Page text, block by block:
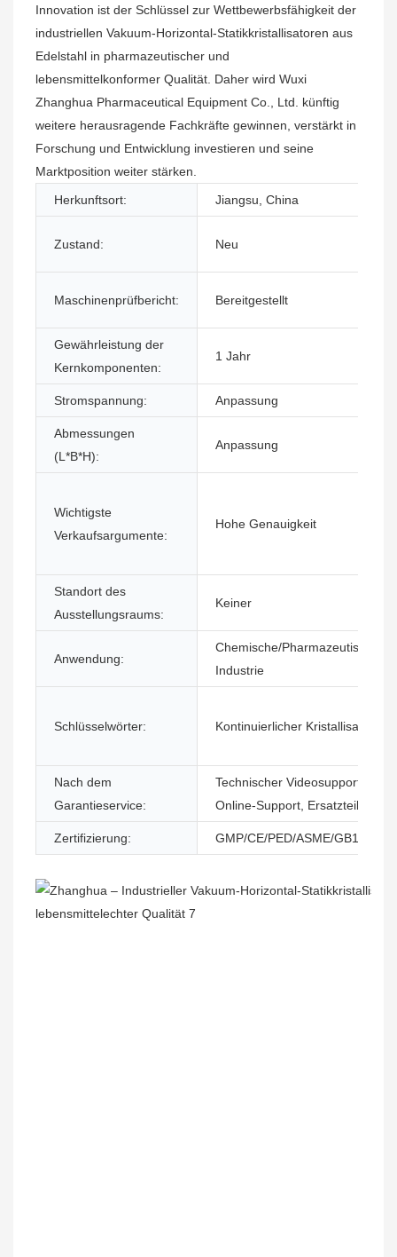
Innovation ist der Schlüssel zur Wettbewerbsfähigkeit der
industriellen Vakuum-Horizontal-Statikkristallisatoren aus
Edelstahl in pharmazeutischer und
lebensmittelkonformer Qualität. Daher wird Wuxi
Zhanghua Pharmaceutical Equipment Co., Ltd. künftig
weitere herausragende Fachkräfte gewinnen, verstärkt in
Forschung und Entwicklung investieren und seine
Marktposition weiter stärken.
Herkunftsort:
Jiangsu, China
Zustand: Neu
Maschinenprüfbericht: Bereitgestellt
Gewährleistung der
Kernkomponenten:
1 Jahr
Stromspannung: Anpassung
Abmessungen
(L*B*H):
Anpassung
Wichtigste
Verkaufsargumente:
Hohe Genauigkeit
Standort des
Ausstellungsraums:
Keiner
Anwendung:
Chemische/Pharmazeutische
Industrie
Schlüsselwörter: Kontinuierlicher Kristallisator
Nach dem
Garantieservice:
Technischer Videosupport,
Online-Support, Ersatzteile
Zertifizierung: GMP/CE/PED/ASME/GB150